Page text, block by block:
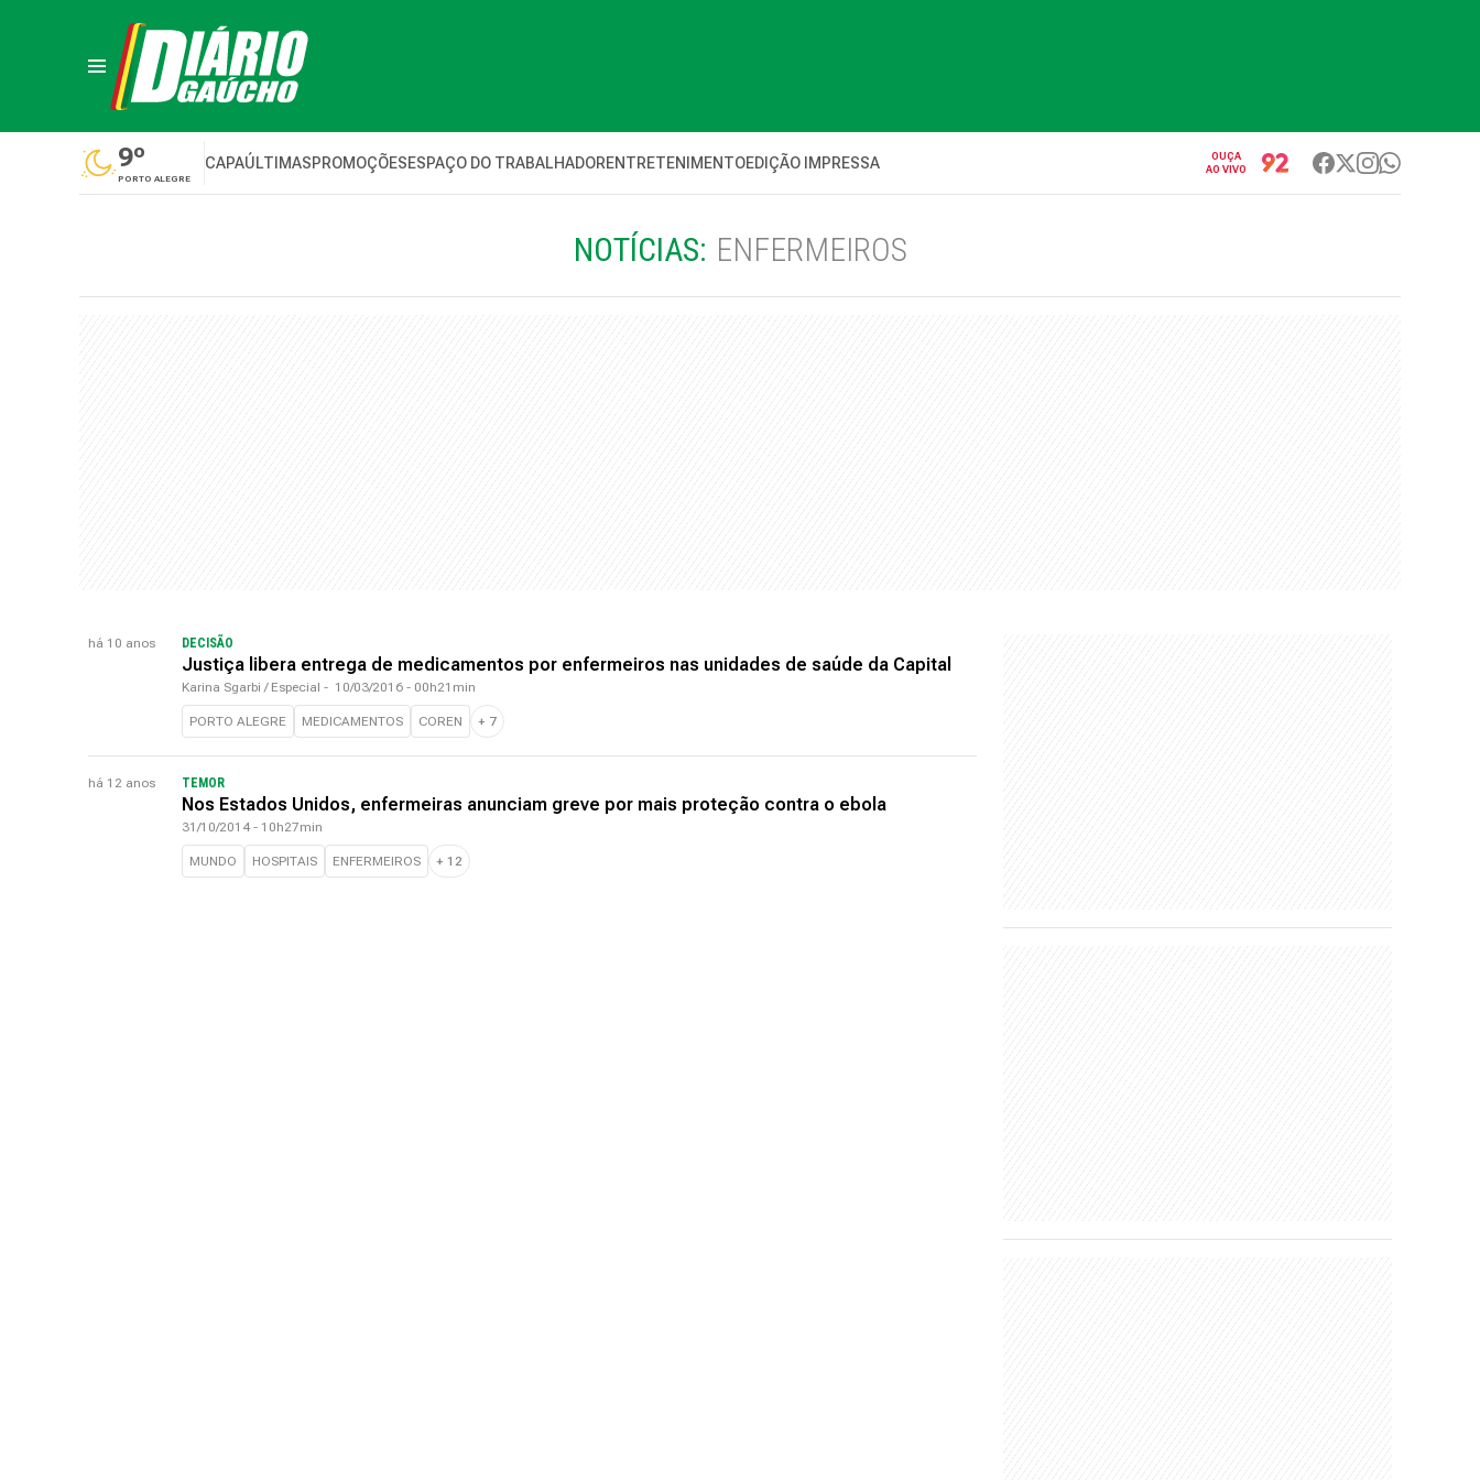
9º
PORTO ALEGRE
CAPAÚLTIMASPROMOÇÕESESPAÇO DO TRABALHADORENTRETENIMENTOEDIÇÃO IMPRESSA
OUÇA
AO VIVO
NOTÍCIAS: ENFERMEIROS
há 10 anos DECISÃO
Justiça libera entrega de medicamentos por enfermeiros nas unidades de saúde da Capital
Karina Sgarbi / Especial - 10/03/2016 - 00h21min
PORTO ALEGRE MEDICAMENTOS COREN + 7
há 12 anos TEMOR
Nos Estados Unidos, enfermeiras anunciam greve por mais proteção contra o ebola
31/10/2014 - 10h27min
MUNDO HOSPITAIS ENFERMEIROS + 12